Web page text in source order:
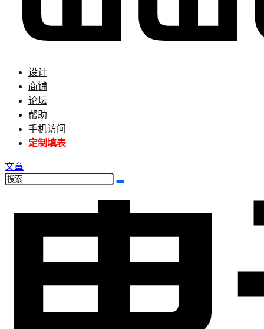
设计
商铺
论坛
帮助
手机访问
定制填表
文章